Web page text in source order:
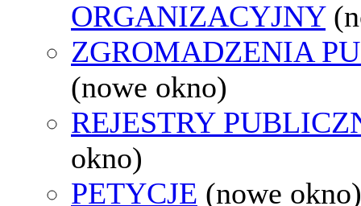
ORGANIZACYJNY
ZGROMADZENIA
(nowe okno)
REJESTRY
okno)
PETYCJE (nowe okno)